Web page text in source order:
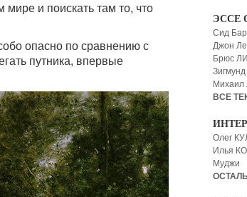
мире и поискать там то, что
опасно по сравнению с
путника, впервые
ЭССЕ
Сид
Джон
Брюс ЛИ
ВСЕ
Олег
Илья
Муджи